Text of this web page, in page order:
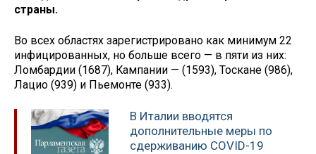
страны.
Во всех областях зарегистрировано как минимум 22
инфицированных, но больше всего — в пяти из них:
Ломбардии (1687), Кампании — (1593), Тоскане (986),
Лацио (939) и Пьемонте (933).
В Италии вводятся
дополнительные меры по
сдерживанию COVID-19